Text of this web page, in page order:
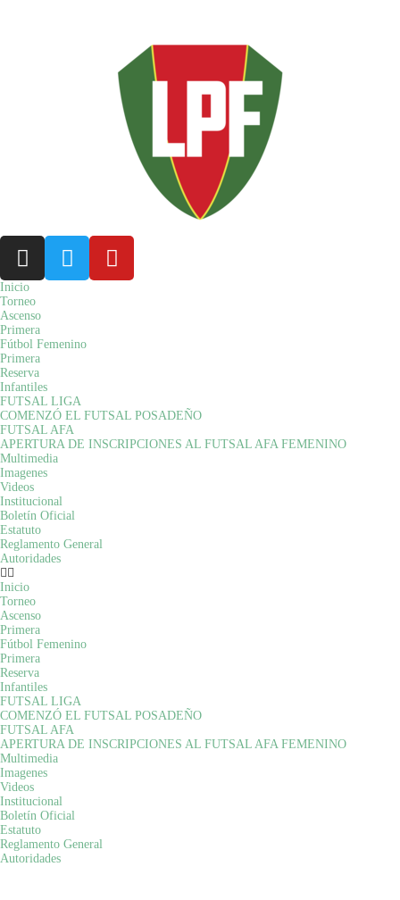
Inicio
Torneo
Ascenso
Primera
Fútbol Femenino
Primera
Reserva
Infantiles
FUTSAL LIGA
COMENZÓ EL FUTSAL POSADEÑO
FUTSAL AFA
APERTURA DE INSCRIPCIONES AL FUTSAL AFA FEMENINO
Multimedia
Imagenes
Videos
Institucional
Boletín Oficial
Estatuto
Reglamento General
Autoridades
Inicio
Torneo
Ascenso
Primera
Fútbol Femenino
Primera
Reserva
Infantiles
FUTSAL LIGA
COMENZÓ EL FUTSAL POSADEÑO
FUTSAL AFA
APERTURA DE INSCRIPCIONES AL FUTSAL AFA FEMENINO
Multimedia
Imagenes
Videos
Institucional
Boletín Oficial
Estatuto
Reglamento General
Autoridades
Home